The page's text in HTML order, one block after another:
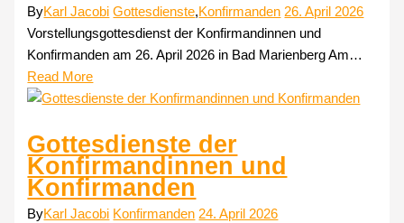
ByKarl Jacobi Gottesdienste,Konfirmanden 26. April 2026
Vorstellungsgottesdienst der Konfirmandinnen und
Konfirmanden am 26. April 2026 in Bad Marienberg Am…
Read More
Gottesdienste der
Konfirmandinnen und
Konfirmanden
ByKarl Jacobi Konfirmanden 24. April 2026